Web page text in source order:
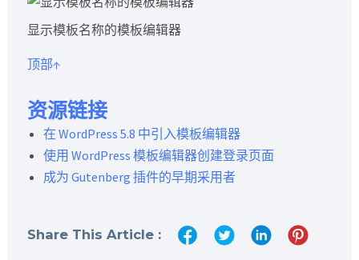
显示模板名称的模板编辑器
顶部↑
资源链接
在 WordPress 5.8 中引入模板编辑器
使用 WordPress 模板编辑器创建登录页面
成为 Gutenberg 插件的早期采用者
Share This Article :